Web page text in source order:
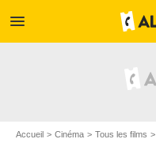
menu
Accueil Cinéma Tous les films